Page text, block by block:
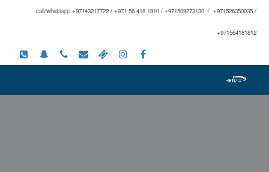
call/whatsapp +97143217722 / +971 56 418 1810 / +971509273130 / +971526350035 /
+971564181812